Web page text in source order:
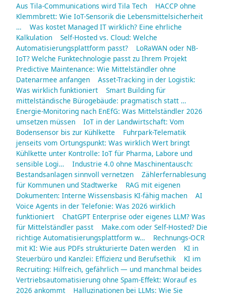
Aus Tila-Communications wird Tila Tech
HACCP ohne
Klemmbrett: Wie IoT-Sensorik die Lebensmittelsicherheit
…
Was kostet Managed IT wirklich? Eine ehrliche
Kalkulation
Self-Hosted vs. Cloud: Welche
Automatisierungsplattform passt?
LoRaWAN oder NB-
IoT? Welche Funktechnologie passt zu Ihrem Projekt
Predictive Maintenance: Wie Mittelständler ohne
Datenarmee anfangen
Asset-Tracking in der Logistik:
Was wirklich funktioniert
Smart Building für
mittelständische Bürogebäude: pragmatisch statt …
Energie-Monitoring nach EnEfG: Was Mittelständler 2026
umsetzen müssen
IoT in der Landwirtschaft: Vom
Bodensensor bis zur Kühlkette
Fuhrpark-Telematik
jenseits vom Ortungspunkt: Was wirklich Wert bringt
Kühlkette unter Kontrolle: IoT für Pharma, Labore und
sensible Logi…
Industrie 4.0 ohne Maschinentausch:
Bestandsanlagen sinnvoll vernetzen
Zählerfernablesung
für Kommunen und Stadtwerke
RAG mit eigenen
Dokumenten: Interne Wissensbasis KI-fähig machen
AI
Voice Agents in der Telefonie: Was 2026 wirklich
funktioniert
ChatGPT Enterprise oder eigenes LLM? Was
für Mittelständler passt
Make.com oder Self-Hosted? Die
richtige Automatisierungsplattform w…
Rechnungs-OCR
mit KI: Wie aus PDFs strukturierte Daten werden
KI in
Steuerbüro und Kanzlei: Effizienz und Berufsethik
KI im
Recruiting: Hilfreich, gefährlich — und manchmal beides
Vertriebsautomatisierung ohne Spam-Effekt: Worauf es
2026 ankommt
Halluzinationen bei LLMs: Wie Sie